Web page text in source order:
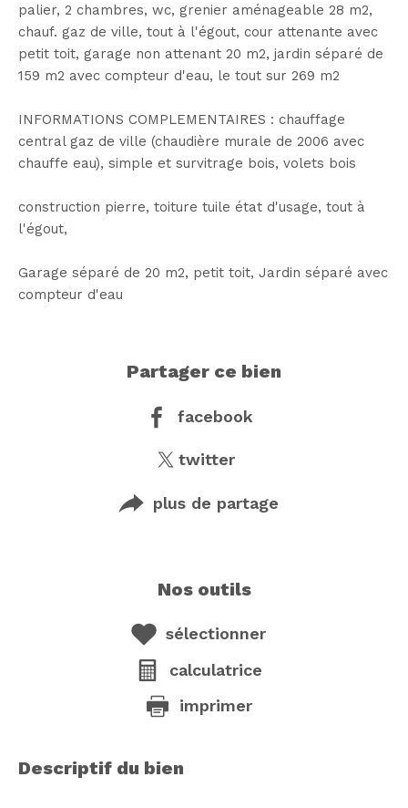
palier, 2 chambres, wc, grenier aménageable 28 m2,
chauf. gaz de ville, tout à l'égout, cour attenante avec
petit toit, garage non attenant 20 m2, jardin séparé de
159 m2 avec compteur d'eau, le tout sur 269 m2
INFORMATIONS COMPLEMENTAIRES : chauffage
central gaz de ville (chaudière murale de 2006 avec
chauffe eau), simple et survitrage bois, volets bois
construction pierre, toiture tuile état d'usage, tout à
l'égout,
Garage séparé de 20 m2, petit toit, Jardin séparé avec
compteur d'eau
partager ce bien
facebook
twitter
plus de partage
nos outils
sélectionner
calculatrice
imprimer
descriptif du bien